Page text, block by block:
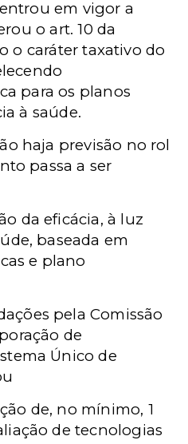
em vigor a
o art. 10 da
o caráter taxativo do
para os planos
à saúde.
haja previsão no rol
passa a ser
da eficácia, à luz
baseada em
e plano
pela Comissão
de
Único de
de, no mínimo, 1
de tecnologias